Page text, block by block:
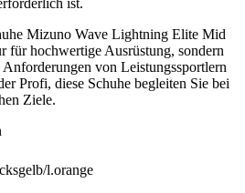
ist.
Mizuno Wave Lightning Elite Mid
für hochwertige Ausrüstung, sondern
von Leistungssportlern
Profi, diese Schuhe begleiten Sie bei
Ziele.
l.orange